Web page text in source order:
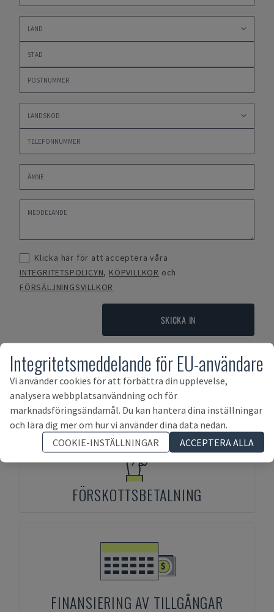
Klicka här för att acceptera våra
INTEGRITETSPOLICYN, KÖPVILLKOR och
FÖRSÄLJNINGSVILLKOR
SKICKA IN
Betalningsvillkor
FÖRSKOTTSBETALNING
FINANSIERING AV TILLGÅNGAR
Integritetsmeddelande för EU-användare
Vi använder cookies för att förbättra din upplevelse,
analysera webbplatsanvändning och för
marknadsföringsändamål. Du kan hantera dina inställningar
och lära dig mer om hur vi använder dina data nedan.
COOKIE-INSTÄLLNINGAR
ACCEPTERA ALLA